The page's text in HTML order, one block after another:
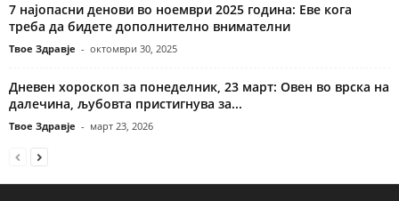
7 најопасни денови во ноември 2025 година: Еве кога
треба да бидете дополнително внимателни
Твое Здравје - октомври 30, 2025
Дневен хороскоп за понеделник, 23 март: Овен во врска на
далечина, љубовта пристигнува за...
Твое Здравје - март 23, 2026